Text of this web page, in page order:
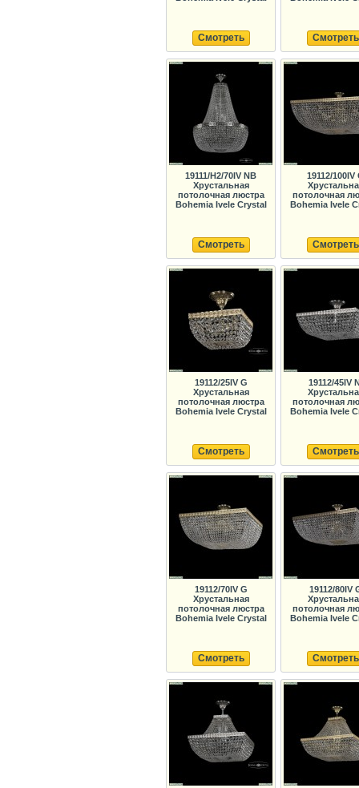
Смотреть Смотреть
19111/H2/70IV NB
Хрустальная
потолочная люстра
Bohemia Ivele Crystal
Смотреть
19112/100IV
потолочная
Bohemia Ivele
Смотреть
19112/25IV G
Хрустальная
потолочная люстра
Bohemia Ivele Crystal
Смотреть
19112/45IV
потолочная
Bohemia Ivele
Смотреть
19112/70IV G
Хрустальная
потолочная люстра
Bohemia Ivele Crystal
Смотреть
19112/80IV
потолочная
Bohemia Ivele
Смотреть